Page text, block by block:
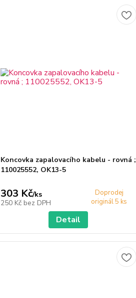
Koncovka zapalovacího kabelu - rovná ;
110025552, OK13-5
303 Kč/ks
250 Kč bez DPH
Doprodej
originál 5 ks
Detail